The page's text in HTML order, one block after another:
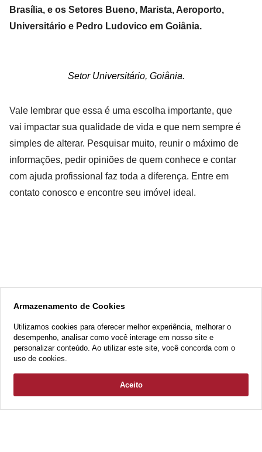
Brasília, e os Setores Bueno, Marista, Aeroporto,
Universitário e Pedro Ludovico em Goiânia.
Setor Universitário, Goiânia.
Vale lembrar que essa é uma escolha importante, que
vai impactar sua qualidade de vida e que nem sempre é
simples de alterar. Pesquisar muito, reunir o máximo de
informações, pedir opiniões de quem conhece e contar
com ajuda profissional faz toda a diferença. Entre em
contato conosco e encontre seu imóvel ideal.
Armazenamento de Cookies
Utilizamos cookies para oferecer melhor experiência, melhorar o
desempenho, analisar como você interage em nosso site e
personalizar conteúdo. Ao utilizar este site, você concorda com o
uso de cookies.
Aceito